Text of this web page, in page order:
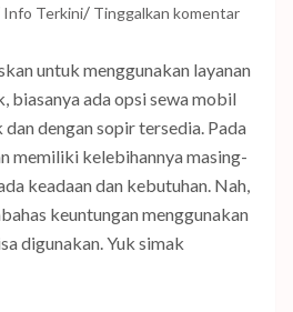
Info Terkini/ Tinggalkan komentar
untuk menggunakan layanan
biasanya ada opsi sewa mobil
dengan sopir tersedia. Pada
memiliki kelebihannya masing-
keadaan dan kebutuhan. Nah,
keuntungan menggunakan
digunakan. Yuk simak